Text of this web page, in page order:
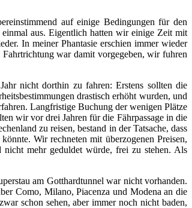
auf einige Bedingungen für den
aus. Eigentlich hatten wir einige Zeit mit
In meiner Phantasie erschien immer wieder
war damit vorgegeben, wir fuhren
nicht dorthin zu fahren: Erstens sollten die
drastisch erhöht wurden, und
Langfristige Buchung der wenigen Plätze
wir vor drei Jahren für die Fährpassage in die
zu reisen, bestand in der Tatsache, dass
Wir rechneten mit überzogenen Preisen,
nicht mehr geduldet würde, frei zu stehen. Als
am Gotthardtunnel war nicht vorhanden.
Como, Milano, Piacenza und Modena an die
schon sehen, aber immer noch nicht baden,